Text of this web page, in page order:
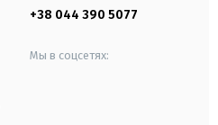
+38 044 390 5077
Мы в соцсетях: